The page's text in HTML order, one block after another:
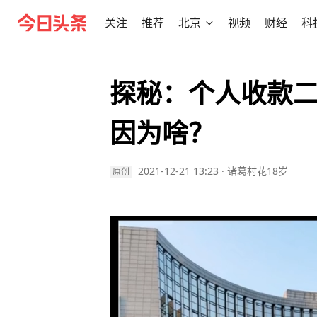
关注 推荐 北京 视频 财经 科
探秘：个人收款
因为啥？
原创 2021-12-21 13:23 · 诸葛村花18岁